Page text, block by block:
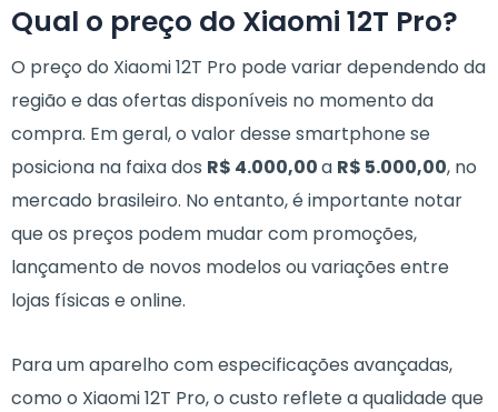
Qual o preço do Xiaomi 12T Pro?
O preço do Xiaomi 12T Pro pode variar dependendo da
região e das ofertas disponíveis no momento da
compra. Em geral, o valor desse smartphone se
posiciona na faixa dos R$ 4.000,00a R$ 5.000,00, no
mercado brasileiro. No entanto, é importante notar
que os preços podem mudar com promoções,
lançamento de novos modelos ou variações entre
lojas físicas e online.
Para um aparelho com especificações avançadas,
como o Xiaomi 12T Pro, o custo reflete a qualidade que